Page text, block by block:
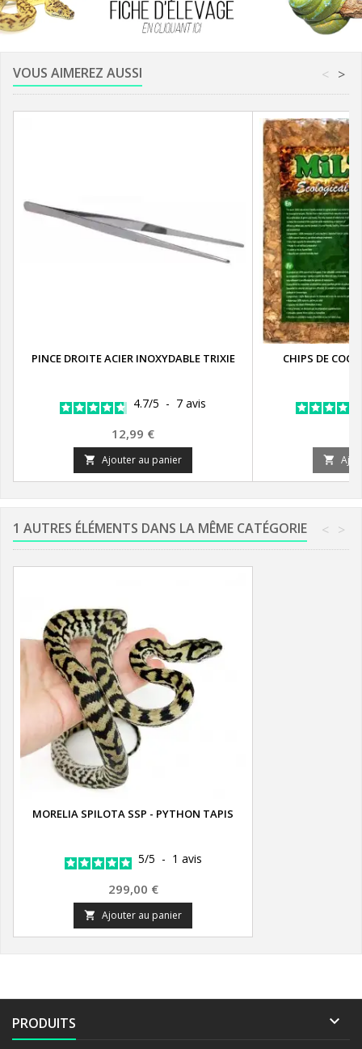
VOUS AIMEREZ AUSSI >
<
PINCE DROITE ACIER INOXYDABLE TRIXIE
4.7/5 - 7 avis
Prix
12,99 €
 Ajouter au panier
CHIPS DE

1 AUTRES ÉLÉMENTS DANS LA MÊME CATÉGORIE >
<
MORELIA SPILOTA SSP - PYTHON TAPIS
5/5 - 1 avis
Prix
299,00 €
 Ajouter au panier
PRODUITS 